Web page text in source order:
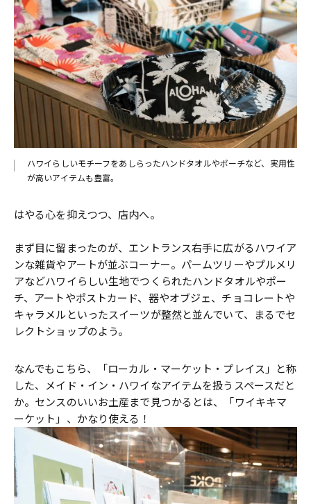
ハワイらしいモチーフをあしらったハンドタオルやポーチなど、実用性
が高いアイテムも豊富。
はやる心を抑えつつ、店内へ。
まず目に留まったのが、エントランス右手に広がるハワイア
ンな雑貨やアートが並ぶコーナー。パームツリーやプルメリ
アなどハワイらしい生地でつくられたハンドタオルやポー
チ、アートやポストカード、器やオブジェ、チョコレートや
キャラメルといったスイーツが整然と並んでいて、まるでセ
レクトショップのよう。
なんでもこちら、「ローカル・マーケット・プレイス」と称
した、メイド・イン・ハワイなアイテムを扱うスペースだと
か。センスのいいお土産まで見つかるとは、「ワイキキマ
ーケット」、かなり使える！